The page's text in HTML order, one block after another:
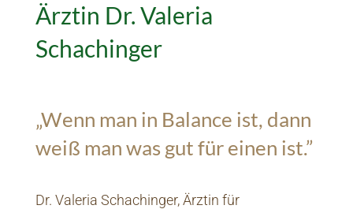
Ärztin Dr. Valeria
Schachinger
„Wenn man in Balance ist, dann
weiß man was gut für einen ist.”
Dr. Valeria Schachinger, Ärztin für